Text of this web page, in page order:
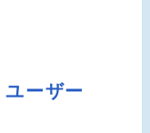
ーザー